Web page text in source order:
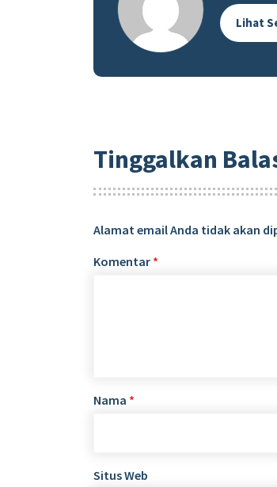
Lihat
Tinggalkan
Alamat email Anda tidak akan
Komentar *
Nama *
Situs Web